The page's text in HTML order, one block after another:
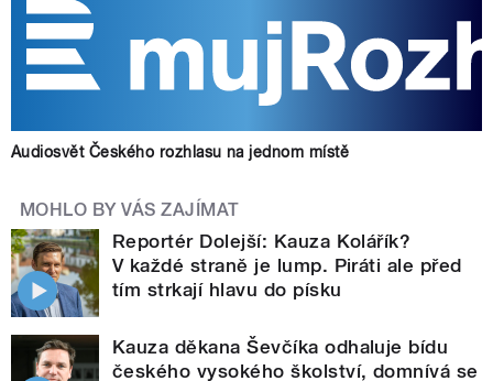
Audiosvět Českého rozhlasu na jednom místě
MOHLO BY VÁS ZAJÍMAT
Reportér Dolejší: Kauza Kolářík?
V každé straně je lump. Piráti ale před
tím strkají hlavu do písku
Kauza děkana Ševčíka odhaluje bídu
českého vysokého školství, domnívá se